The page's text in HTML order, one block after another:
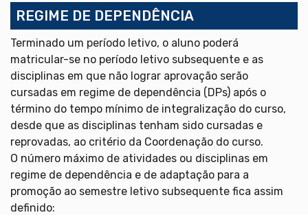
REGIME DE DEPENDÊNCIA
Terminado um período letivo, o aluno poderá
matricular-se no período letivo subsequente e as
disciplinas em que não lograr aprovação serão
cursadas em regime de dependência (DPs) após o
término do tempo mínimo de integralização do curso,
desde que as disciplinas tenham sido cursadas e
reprovadas, ao critério da Coordenação do curso.
O número máximo de atividades ou disciplinas em
regime de dependência e de adaptação para a
promoção ao semestre letivo subsequente fica assim
definido: